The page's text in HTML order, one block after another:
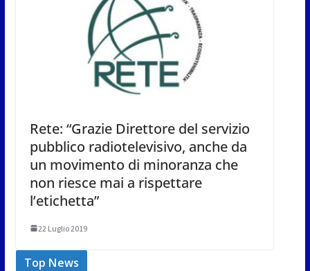
Rete: “Grazie Direttore del servizio
pubblico radiotelevisivo, anche da
un movimento di minoranza che
non riesce mai a rispettare
l’etichetta”
22 Luglio 2019
Top News